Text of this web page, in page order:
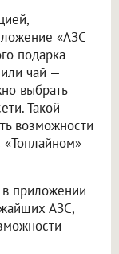
«АЗС
подарка
чай —
выбрать
Такой
возможности
«Топлайном»
приложении
АЗС,